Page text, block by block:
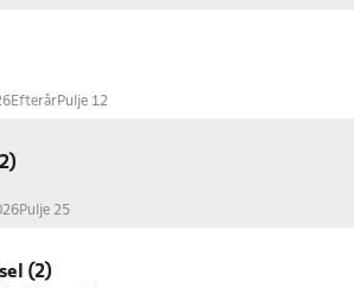
Pulje 12
Pulje 25
(2)